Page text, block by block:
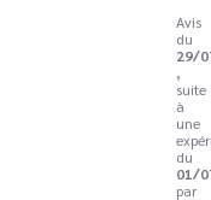
Avis
du
29/
,
suite
à
une
du
01/
par